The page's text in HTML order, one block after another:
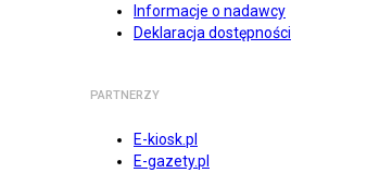
Informacje o nadawcy
Deklaracja dostępności
PARTNERZY
E-kiosk.pl
E-gazety.pl